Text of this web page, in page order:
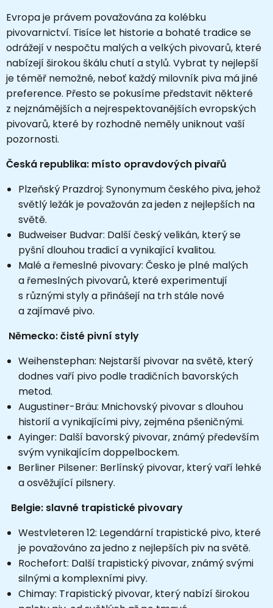
Evropa je právem považována za kolébku
pivovarnictví. Tisíce let historie a bohaté tradice se
odrážejí v nespočtu malých a velkých pivovarů, které
nabízejí širokou škálu chutí a stylů. Vybrat ty nejlepší
je téměř nemožné, neboť každý milovník piva má jiné
preference. Přesto se pokusíme představit některé
z nejznámějších a nejrespektovanějších evropských
pivovarů, které by rozhodně neměly uniknout vaší
pozornosti.
Česká republika: místo opravdových pivařů
Plzeňský Prazdroj: Synonymum českého piva, jehož
světlý ležák je považován za jeden z nejlepších na
světě.
Budweiser Budvar: Další český velikán, který se
pyšní dlouhou tradicí a vynikající kvalitou.
Malé a řemeslné pivovary: Česko je plné malých
a řemeslných pivovarů, které experimentují
s různými styly a přinášejí na trh stále nové
a zajímavé pivo.
Německo: čisté pivní styly
Weihenstephan: Nejstarší pivovar na světě, který
dodnes vaří pivo podle tradičních bavorských
metod.
Augustiner-Bräu: Mnichovský pivovar s dlouhou
historií a vynikajícími pivy, zejména pšeničnými.
Ayinger: Další bavorský pivovar, známý především
svým vynikajícím doppelbockem.
Berliner Pilsener: Berlínský pivovar, který vaří lehké
a osvěžující pilsnery.
Belgie: slavné trapistické pivovary
Westvleteren 12: Legendární trapistické pivo, které
je považováno za jedno z nejlepších piv na světě.
Rochefort: Další trapistický pivovar, známý svými
silnými a komplexními pivy.
Chimay: Trapistický pivovar, který nabízí širokou